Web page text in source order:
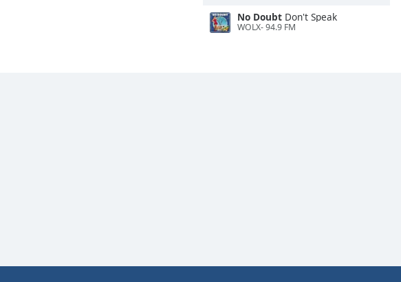
No Doubt Don't Speak
WOLX- 94.9 FM